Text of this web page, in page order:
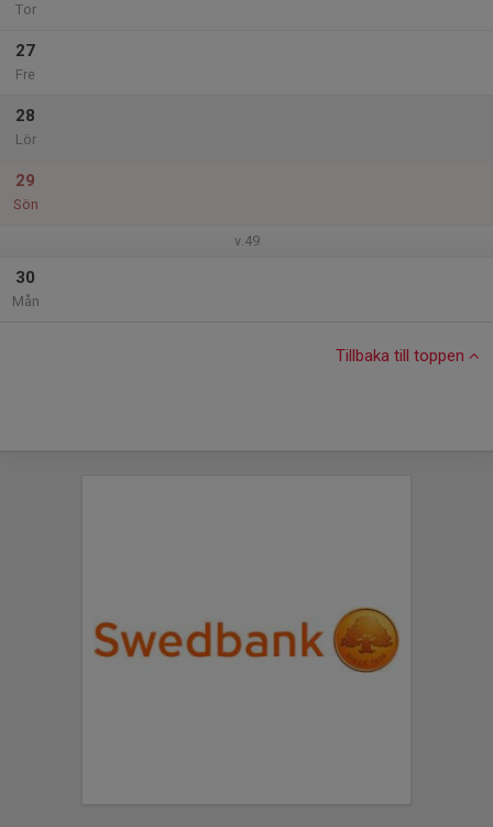
Tor
27
Fre
28
Lör
29
Sön
v.49
30
Mån
Tillbaka till toppen